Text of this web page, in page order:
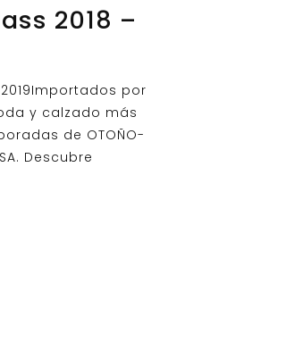
2018 –
por
y calzado más
de OTOÑO-
Descubre